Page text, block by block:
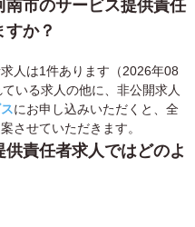
市のサービス提供責任
か？
人は1件あります（2026年08
いる求人の他に、非公開求人
にお申し込みいただくと、全
させていただきます。
責任者求人ではどのよ